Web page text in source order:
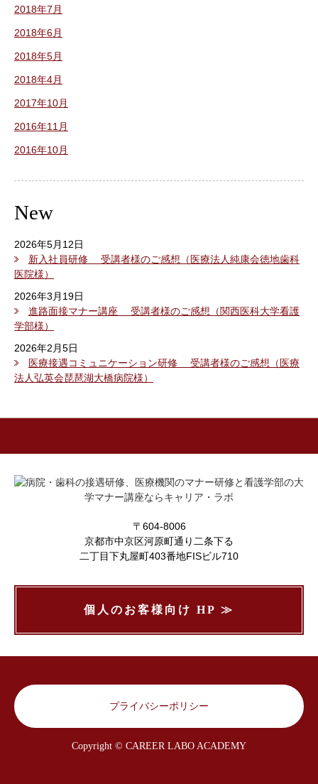
2018年7月
2018年6月
2018年5月
2018年4月
2017年10月
2016年11月
2016年10月
New
2026年5月12日
新入社員研修 受講者様のご感想（医療法人純康会徳地歯科
医院様）
2026年3月19日
進路面接マナー講座 受講者様のご感想（関西医科大学看護
学部様）
2026年2月5日
医療接遇コミュニケーション研修 受講者様のご感想（医療
法人弘英会琵琶湖大橋病院様）
〒604-8006
京都市中京区河原町通り二条下る
二丁目下丸屋町403番地FISビル710
個人のお客様向け HP ≫
プライバシーポリシー
Copyright © CAREER LABO ACADEMY